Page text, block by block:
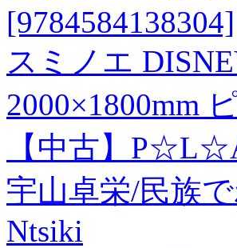
[9784584138304]
スミノエ
2000×1800mm
【中古】
宇山卓栄/民族
Ntsiki